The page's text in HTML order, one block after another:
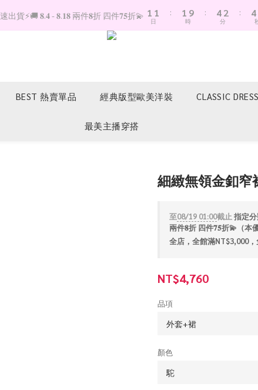
出貨⚡️🚚 𝟖.𝟒 - 𝟖.𝟏𝟖 兩件𝟖折 四件𝟕𝟓折💫 1
0
1
0
日
:
1
0
9
8
時
:
4
3
2
1
分
:
4
3
BEST 熱賣單品 經典版型歐美洋裝 CLASSIC DRESS
最美主播穿搭
細緻無領金釦窄
至08/19 01:00截止 指定
兩件𝟖折 四件𝟕𝟓折💫（本
全店，全館滿NT$3,000，
NT$4,760
品項
顏色